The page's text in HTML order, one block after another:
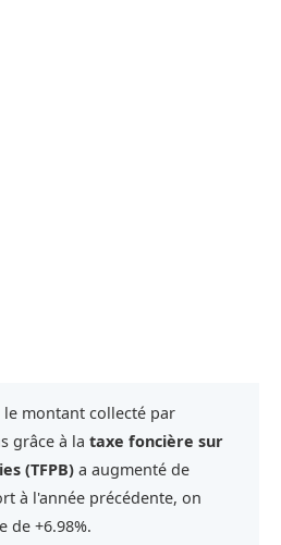
le montant collecté par
grâce à la taxe foncière sur
(TFPB) a augmenté de
à l'année précédente, on
de +6.98%.